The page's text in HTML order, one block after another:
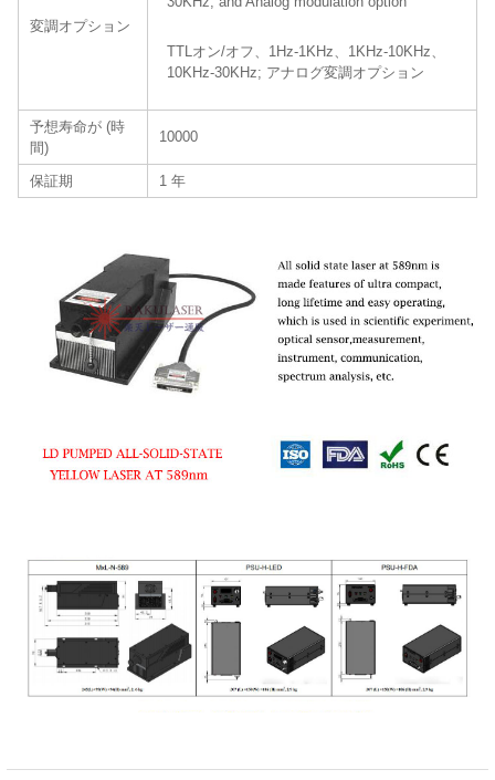
変調オプション
TTLオン/オフ、1Hz-1KHz、1KHz-10KHz、
10KHz-30KHz; アナログ変調オプション
予想寿命が (時
間)
10000
保証期 1 年